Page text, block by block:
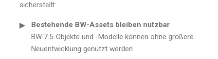
sicherstellt:
Bestehende BW-Assets bleiben nutzbar
BW 7.5-Objekte und -Modelle können ohne größere
Neuentwicklung genutzt werden.